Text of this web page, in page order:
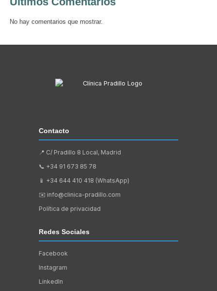
No hay comentarios que mostrar.
Contacto
📍 C/ Pradillo 8 Local, Madrid
📞 +34 91 673 85 78
📱 +34 644 410 418 (WhatsApp)
✉️ info@clinica-pradillo.com
Política de privacidad
Redes Sociales
Facebook
Instagram
LinkedIn